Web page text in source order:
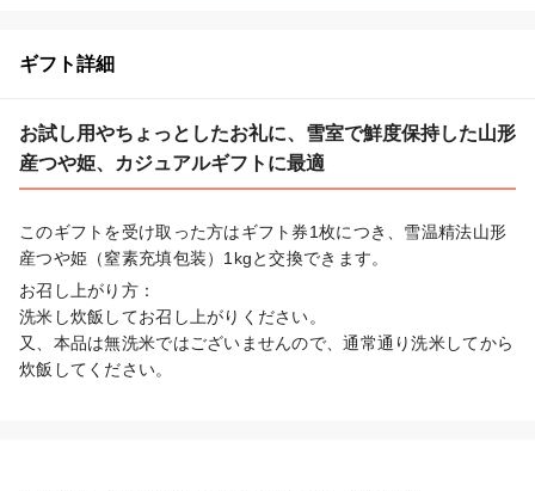
ギフト詳細
お試し用やちょっとしたお礼に、雪室で鮮度保持した山形
産つや姫、カジュアルギフトに最適
このギフトを受け取った方はギフト券1枚につき、雪温精法山形
産つや姫（窒素充填包装）1kgと交換できます。
お召し上がり方：
洗米し炊飯してお召し上がりください。
又、本品は無洗米ではございませんので、通常通り洗米してから
炊飯してください。